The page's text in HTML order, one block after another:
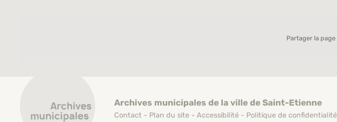
Partager la page
Archives municipales de la ville de Saint-Etienne
Contact - Plan du site -Accessibilité - Politique de confidentialité